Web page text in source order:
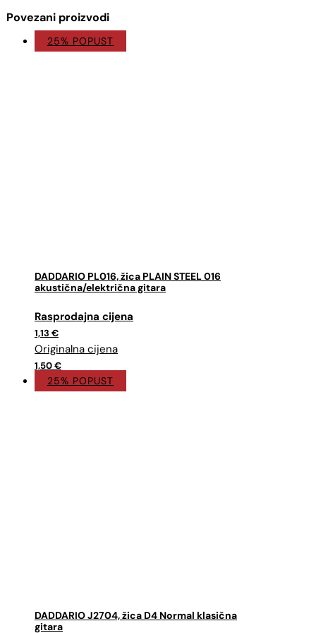
Povezani proizvodi
25% POPUST
DADDARIO PL016, žica PLAIN STEEL 016
akustična/električna gitara
1,50€
Izvorna
cijena
bila
je:
1,50 €.
1,13 €
Trenutna
cijena
je:
1,13 €.
25% POPUST
DADDARIO J2704, žica D4 Normal klasična
gitara